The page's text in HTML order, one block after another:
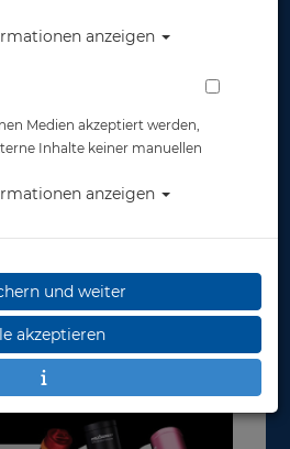
anzeigen
Medien akzeptiert werden,
Inhalte keiner manuellen
anzeigen
und weiter
akzeptieren